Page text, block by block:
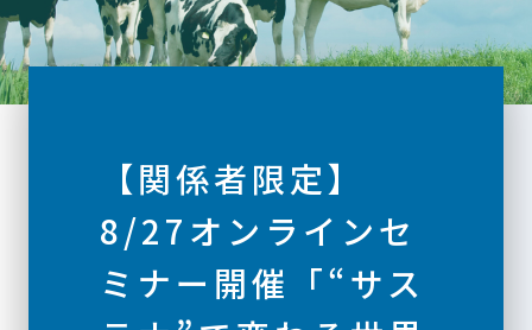
【関係者限定】
8/27オンラインセ
ミナー開催「“サス